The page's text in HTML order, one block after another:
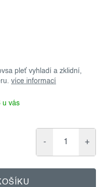
pleť vyhladí a zklidní,
více informací